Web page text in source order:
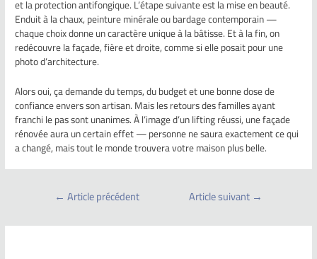
et la protection antifongique. L’étape suivante est la mise en beauté.
Enduit à la chaux, peinture minérale ou bardage contemporain —
chaque choix donne un caractère unique à la bâtisse. Et à la fin, on
redécouvre la façade, fière et droite, comme si elle posait pour une
photo d’architecture.
Alors oui, ça demande du temps, du budget et une bonne dose de
confiance envers son artisan. Mais les retours des familles ayant
franchi le pas sont unanimes. À l’image d’un lifting réussi, une façade
rénovée aura un certain effet — personne ne saura exactement ce qui
a changé, mais tout le monde trouvera votre maison plus belle.
← Article précédent Article suivant →